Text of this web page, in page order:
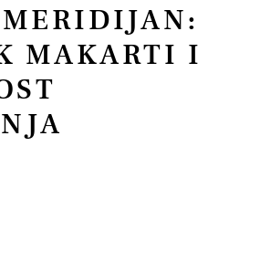
MAKARTI I